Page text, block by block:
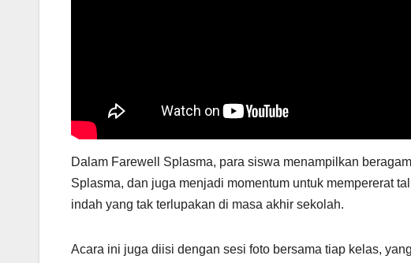
Dalam Farewell Splasma, para siswa menampilkan
Splasma, dan juga menjadi momentum untuk mempererat
indah yang tak terlupakan di masa akhir sekolah.
Acara ini juga diisi dengan sesi foto bersama tiap kelas,